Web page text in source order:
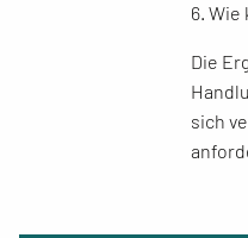
6.
Die
sich